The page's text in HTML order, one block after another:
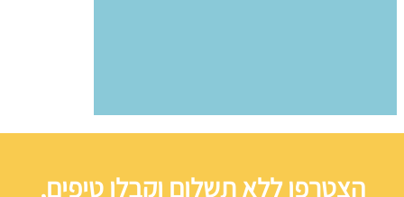
הצטרפו ללא תשלום וקבלו טיפים,